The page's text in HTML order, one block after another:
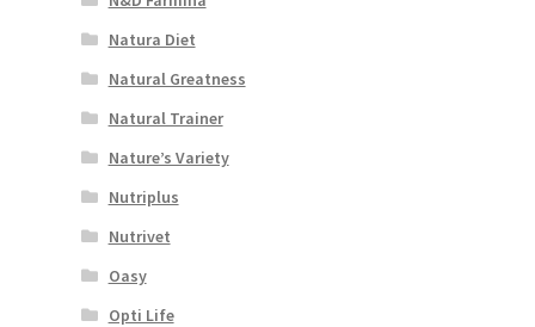
Natura Diet
Natural Greatness
Natural Trainer
Nature’s Variety
Nutriplus
Nutrivet
Oasy
Opti Life